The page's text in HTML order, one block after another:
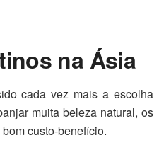
na Ásia
cada vez mais a escolha
muita beleza natural, os
custo-benefício.